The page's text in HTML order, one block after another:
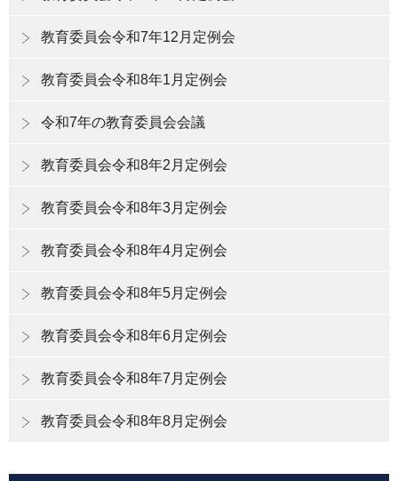
教育委員会令和7年12月定例会
教育委員会令和8年1月定例会
令和7年の教育委員会会議
教育委員会令和8年2月定例会
教育委員会令和8年3月定例会
教育委員会令和8年4月定例会
教育委員会令和8年5月定例会
教育委員会令和8年6月定例会
教育委員会令和8年7月定例会
教育委員会令和8年8月定例会